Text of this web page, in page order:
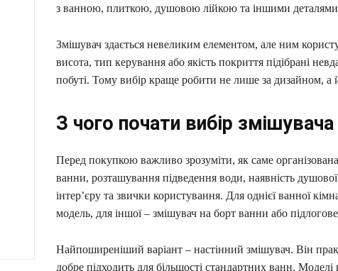
з ванною, плиткою, душовою лійкою та іншими
Змішувач здається невеликим елементом, але ним
висота, тип керування або якість покриття підібрані
побуті. Тому вибір краще робити не лише за дизайном, а
З чого почати вибір змішувача
Перед покупкою важливо зрозуміти, як саме
ванни, розташування підведення води, наявність душової
інтер’єру та звички користування. Для однієї ванної
модель, для іншої – змішувач на борт ванни або
Найпоширеніший варіант – настінний змішувач. Він
добре підходить для більшості стандартних ванн.